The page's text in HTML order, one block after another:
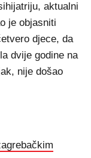
aktualni
je objasniti
djece, da
dvije godine na
nije došao